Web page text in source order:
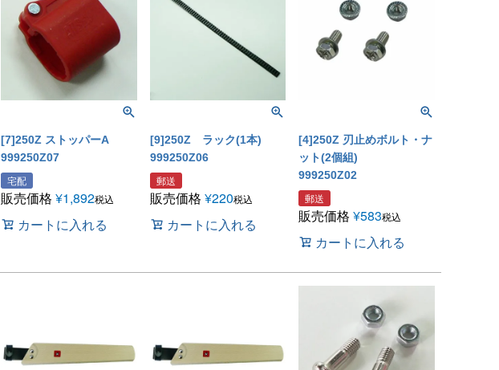
[7]250Z ストッパーA
999250Z07
宅配
販売価格 ¥1,892税込
カートに入れる
[9]250Z ラック(1本)
999250Z06
郵送
販売価格 ¥220税込
カートに入れる
[4]250Z 刃止めボルト・ナ
ット(2個組)
999250Z02
郵送
販売価格 ¥583税込
カートに入れる